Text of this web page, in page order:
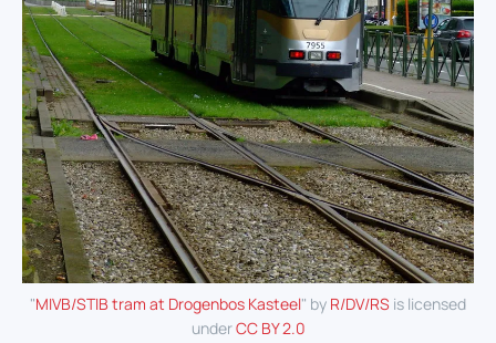
"MIVB/STIB tram at Drogenbos Kasteel" by R/DV/RS is licensed
underCC BY 2.0